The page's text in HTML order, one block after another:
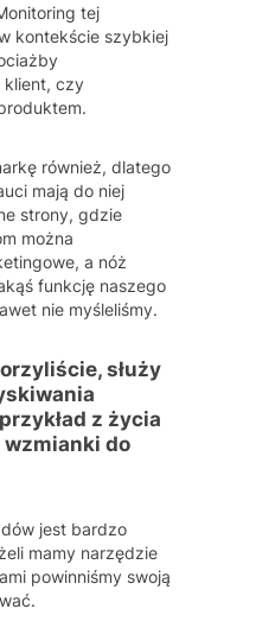
tej
kontekście szybkiej
klient, czy
również, dlatego
mają do niej
strony, gdzie
można
a nóż
funkcję naszego
nie myśleliśmy.
służy
z życia
wzmianki do
jest bardzo
mamy narzędzie
powinniśmy swoją